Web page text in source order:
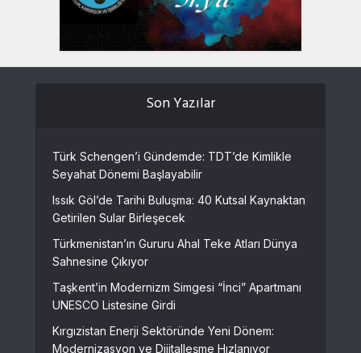
Son Yazılar
Türk Schengen’i Gündemde: TDT’de Kimlikle
Seyahat Dönemi Başlayabilir
Issık Göl’de Tarihi Buluşma: 40 Kutsal Kaynaktan
Getirilen Sular Birleşecek
Türkmenistan’ın Gururu Ahal Teke Atları Dünya
Sahnesine Çıkıyor
Taşkent’in Modernizm Simgesi “İnci” Apartmanı
UNESCO Listesine Girdi
Kırgızistan Enerji Sektöründe Yeni Dönem:
Modernizasyon ve Dijitalleşme Hızlanıyor